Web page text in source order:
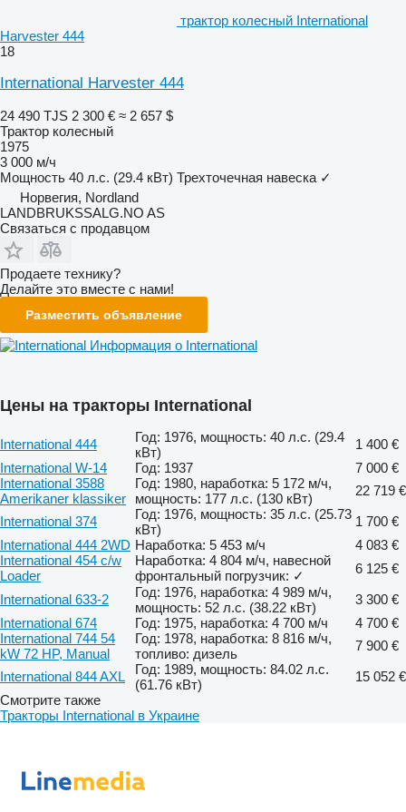
трактор колесный International
Harvester 444
18
International Harvester 444
24 490 TJS 2 300 € ≈ 2 657 $
Трактор колесный
1975
3 000 м/ч
Мощность 40 л.с. (29.4 кВт) Трехточечная навеска ✓
Норвегия, Nordland
LANDBRUKSSALG.NO AS
Связаться с продавцом
Продаете технику?
Делайте это вместе с нами!
Разместить объявление
Информация о International
Цены на тракторы International
International 444
Год: 1976, мощность: 40 л.с. (29.4
кВт)
1 400 €
International W-14
Год: 1937
7 000 €
International 3588
Amerikaner klassiker
Год: 1980, наработка: 5 172 м/ч,
мощность: 177 л.с. (130 кВт)
22 719 €
International 374
Год: 1976, мощность: 35 л.с. (25.73
кВт)
1 700 €
International 444 2WD Наработка: 5 453 м/ч
4 083 €
International 454 c/w
Loader
Наработка: 4 804 м/ч, навесной
фронтальный погрузчик: ✓
6 125 €
International 633-2
Год: 1976, наработка: 4 989 м/ч,
мощность: 52 л.с. (38.22 кВт)
3 300 €
International 674
Год: 1975, наработка: 4 700 м/ч
4 700 €
International 744 54
kW 72 HP, Manual
Год: 1978, наработка: 8 816 м/ч,
топливо: дизель
7 900 €
International 844 AXL
Год: 1989, мощность: 84.02 л.с.
(61.76 кВт)
15 052 €
Смотрите также
Тракторы International в Украине